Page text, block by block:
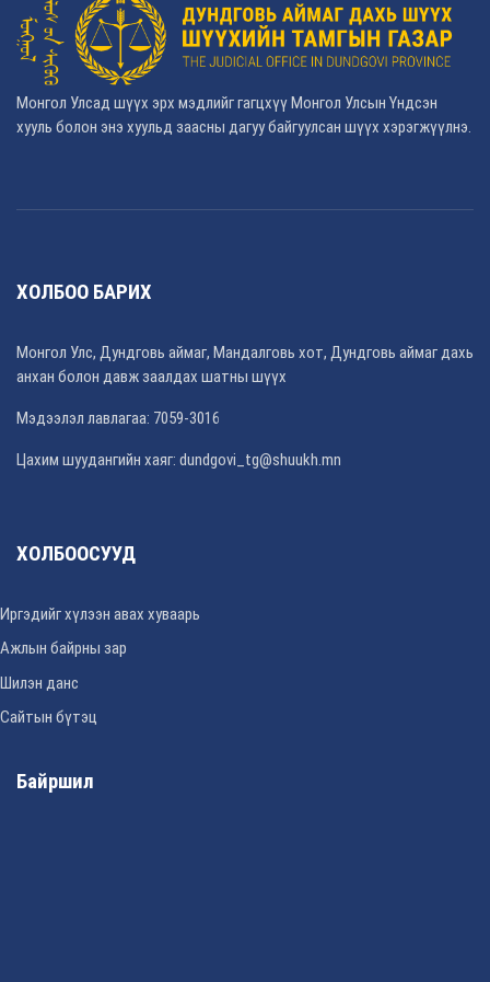
Монгол Улсад шүүх эрх мэдлийг гагцхүү Монгол Улсын Үндсэн
хууль болон энэ хуульд заасны дагуу байгуулсан шүүх хэрэгжүүлнэ.
ХОЛБОО БАРИХ
Монгол Улс, Дундговь аймаг, Мандалговь хот, Дундговь аймаг дахь
анхан болон давж заалдах шатны шүүх
Мэдээлэл лавлагаа: 7059-3016
Цахим шуудангийн хаяг: dundgovi_tg@shuukh.mn
ХОЛБООСУУД
Иргэдийг хүлээн авах хуваарь
Ажлын байрны зар
Шилэн данс
Сайтын бүтэц
Байршил